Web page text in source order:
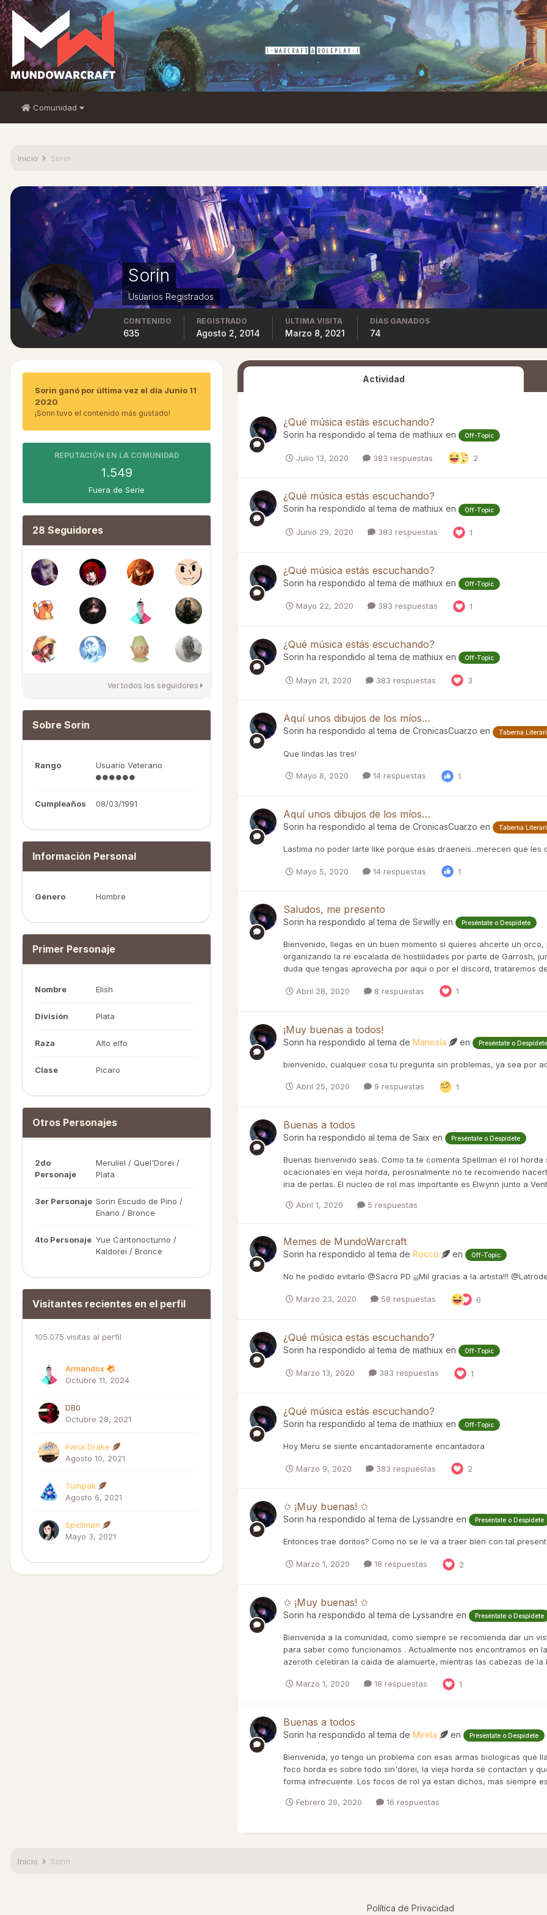
Comunidad
Inicio Sorin
Sorin
Usuarios Registrados
CONTENIDO
635
REGISTRADO
Agosto 2, 2014
ÚLTIMA VISITA
Marzo 8, 2021
DÍAS GANADOS
74
Sorin ganó por última vez el día Junio 11
2020
¡Sorin tuvo el contenido más gustado!
REPUTACIÓN EN LA COMUNIDAD
1.549
Fuera de Serie
28 Seguidores
Ver todos los seguidores
Sobre Sorin
Rango Usuario Veterano
Cumpleaños 08/03/1991
Información Personal
Género Hombre
Primer Personaje
Nombre Elish
División Plata
Raza Alto elfo
Clase Picaro
Otros Personajes
2do
Personaje
Meruliel / Quel'Dorei /
Plata
3er Personaje Sorin Escudo de Pino /
Enano / Bronce
4to Personaje Yue Cantonocturno /
Kaldorei / Bronce
Visitantes recientes en el perfil
105.075 visitas al perfil
Armandox
Octubre 11, 2024
DB0
Octubre 28, 2021
Pana Drake
Agosto 10, 2021
Tumpak
Agosto 6, 2021
Spellman
Mayo 3, 2021
Actividad
¿Qué música estás escuchando?
Sorin ha respondido al tema de mathiux en Off-Topic
Julio 13, 2020 383 respuestas 2
¿Qué música estás escuchando?
Sorin ha respondido al tema de mathiux en Off-Topic
Junio 29, 2020 383 respuestas 1
¿Qué música estás escuchando?
Sorin ha respondido al tema de mathiux en Off-Topic
Mayo 22, 2020 383 respuestas 1
¿Qué música estás escuchando?
Sorin ha respondido al tema de mathiux en Off-Topic
Mayo 21, 2020 383 respuestas 3
Aquí unos dibujos de los míos…
Sorin ha respondido al tema de CronicasCuarzo en Taberna
Que lindas las tres!
Mayo 8, 2020 14 respuestas 1
Aquí unos dibujos de los míos…
Sorin ha respondido al tema de CronicasCuarzo en Taberna
Lastima no poder larte like porque esas draeneis...merecen que les
Mayo 5, 2020 14 respuestas 1
Saludos, me presento
Sorin ha respondido al tema de Sirwilly en Preséntate o Despídete
Bienvenido, llegas en un buen momento si quieres ahcerte un
organizando la re escalada de hostilidades por parte de Garrosh,
duda que tengas aprovecha por aqui o por el discord, trataremos
Abril 28, 2020 8 respuestas 1
¡Muy buenas a todos!
Sorin ha respondido al tema de Manosla en Preséntate o Despídete
bienvenido, cualqueir cosa tu pregunta sin problemas, ya sea por
Abril 25, 2020 9 respuestas 1
Buenas a todos
Sorin ha respondido al tema de Saix en Preséntate o Despídete
Buenas bienvenido seas. Como ta te comenta Spellman el rol
ocacionales en vieja horda, perosnalmente no te recomiendo
iria de perlas. El nucleo de rol mas importante es Elwynn junto a
Abril 1, 2020 5 respuestas
Memes de MundoWarcraft
Sorin ha respondido al tema de Rocco en Off-Topic
No he podido evitarlo @Sacro PD ¡¡¡Mil gracias a la artista!!!
Marzo 23, 2020 58 respuestas 6
¿Qué música estás escuchando?
Sorin ha respondido al tema de mathiux en Off-Topic
Marzo 13, 2020 383 respuestas 1
¿Qué música estás escuchando?
Sorin ha respondido al tema de mathiux en Off-Topic
Hoy Meru se siente encantadoramente encantadora
Marzo 9, 2020 383 respuestas 2
✩ ¡Muy buenas! ✩
Sorin ha respondido al tema de Lyssandre en Preséntate o Despídete
Entonces trae doritos? Como no se le va a traer bien con tal
Marzo 1, 2020 18 respuestas 2
✩ ¡Muy buenas! ✩
Sorin ha respondido al tema de Lyssandre en Preséntate o Despídete
Bienvenida a la comunidad, como siempre se recomienda dar un
para saber como funcionamos . Actualmente nos encontramos en
azeroth celebran la caida de alamuerte, mientras las cabezas de
Marzo 1, 2020 18 respuestas 1
Buenas a todos
Sorin ha respondido al tema de Mirela en Preséntate o Despídete
Bienvenida, yo tengo un problema con esas armas biologicas que
foco horda es sobre todo sin'dorei, la vieja horda se contactan y
forma infrecuente. Los focos de rol ya estan dichos, mas siempre
Febrero 29, 2020 16 respuestas
Inicio Sorin
Política de Privacidad